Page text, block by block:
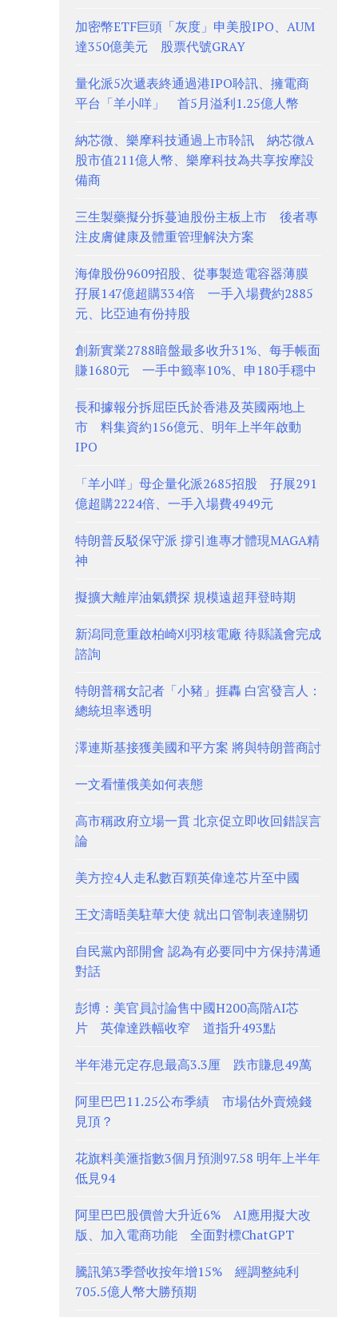
加密幣ETF巨頭「灰度」申美股IPO、AUM
達350億美元 股票代號GRAY
量化派5次遞表終通過港IPO聆訊、擁電商
平台「羊小咩」 首5月溢利1.25億人幣
納芯微、樂摩科技通過上市聆訊 納芯微A
股市值211億人幣、樂摩科技為共享按摩設
備商
三生製藥擬分拆蔓迪股份主板上市 後者專
注皮膚健康及體重管理解決方案
海偉股份9609招股、從事製造電容器薄膜
孖展147億超購334倍 一手入場費約2885
元、比亞迪有份持股
創新實業2788暗盤最多收升31%、每手帳面
賺1680元 一手中籤率10%、申180手穩中
長和據報分拆屈臣氏於香港及英國兩地上
市 料集資約156億元、明年上半年啟動
IPO
「羊小咩」母企量化派2685招股 孖展291
億超購2224倍、一手入場費4949元
特朗普反駁保守派 撐引進專才體現MAGA精
神
擬擴大離岸油氣鑽探 規模遠超拜登時期
新潟同意重啟柏崎刈羽核電廠 待縣議會完成
諮詢
特朗普稱女記者「小豬」捱轟 白宮發言人：
總統坦率透明
澤連斯基接獲美國和平方案 將與特朗普商討
一文看懂俄美如何表態
高市稱政府立場一貫 北京促立即收回錯誤言
論
美方控4人走私數百顆英偉達芯片至中國
王文濤晤美駐華大使 就出口管制表達關切
自民黨內部開會 認為有必要同中方保持溝通
對話
彭博：美官員討論售中國H200高階AI芯
片 英偉達跌幅收窄 道指升493點
半年港元定存息最高3.3厘 跌市賺息49萬
阿里巴巴11.25公布季績 市場估外賣燒錢
見頂？
花旗料美滙指數3個月預測97.58 明年上半年
低見94
阿里巴巴股價曾大升近6% AI應用擬大改
版、加入電商功能 全面對標ChatGPT
騰訊第3季營收按年增15% 經調整純利
705.5億人幣大勝預期